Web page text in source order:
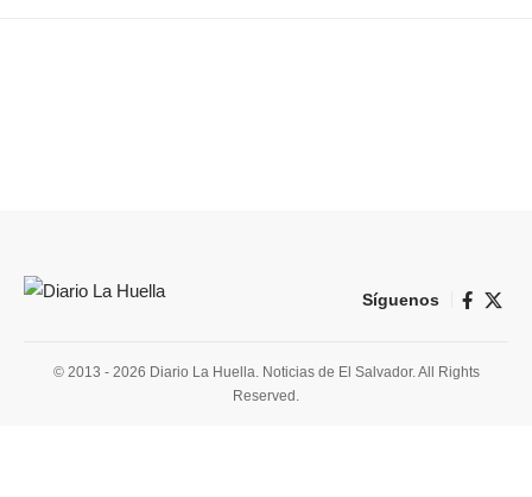
Síguenos
© 2013 - 2026 Diario La Huella. Noticias de El Salvador. All Rights
Reserved.